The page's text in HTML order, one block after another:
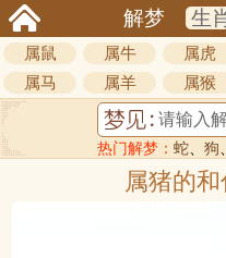
解梦 生
属鼠 属牛 属虎
属马
属羊 属猴
热门解梦： 蛇、 狗、
属猪的